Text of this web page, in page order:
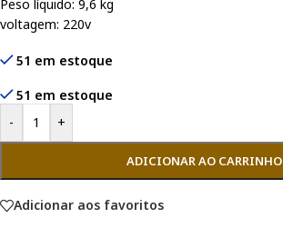
Peso líquido: 9,6 kg
voltagem: 220v
51 em estoque
51 em estoque
-
+
ADICIONAR AO CARRINHO
Adicionar aos favoritos